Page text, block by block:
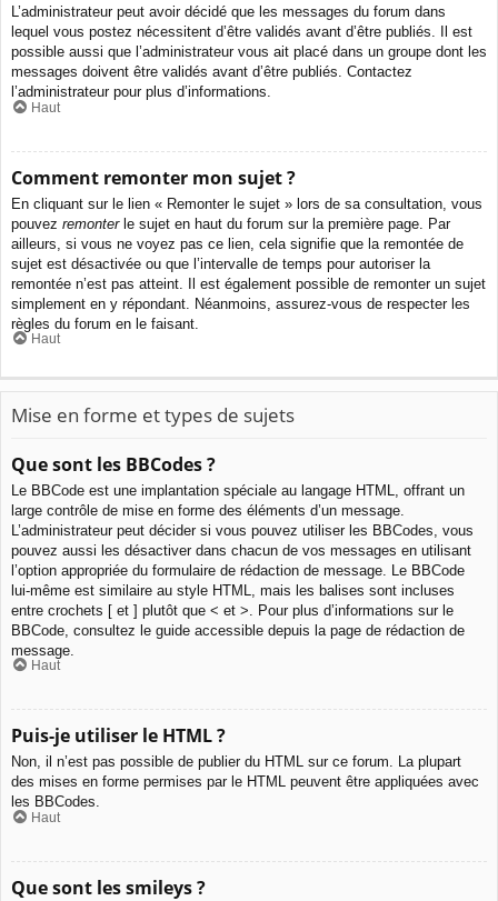
L’administrateur peut avoir décidé que les messages du forum dans
lequel vous postez nécessitent d’être validés avant d’être publiés. Il est
possible aussi que l’administrateur vous ait placé dans un groupe dont les
messages doivent être validés avant d’être publiés. Contactez
l’administrateur pour plus d’informations.
Haut
Comment remonter mon sujet ?
En cliquant sur le lien « Remonter le sujet » lors de sa consultation, vous
pouvez remonterle sujet en haut du forum sur la première page. Par
ailleurs, si vous ne voyez pas ce lien, cela signifie que la remontée de
sujet est désactivée ou que l’intervalle de temps pour autoriser la
remontée n’est pas atteint. Il est également possible de remonter un sujet
simplement en y répondant. Néanmoins, assurez-vous de respecter les
règles du forum en le faisant.
Haut
Mise en forme et types de sujets
Que sont les BBCodes ?
Le BBCode est une implantation spéciale au langage HTML, offrant un
large contrôle de mise en forme des éléments d’un message.
L’administrateur peut décider si vous pouvez utiliser les BBCodes, vous
pouvez aussi les désactiver dans chacun de vos messages en utilisant
l’option appropriée du formulaire de rédaction de message. Le BBCode
lui-même est similaire au style HTML, mais les balises sont incluses
entre crochets [ et ] plutôt que < et >. Pour plus d’informations sur le
BBCode, consultez le guide accessible depuis la page de rédaction de
message.
Haut
Puis-je utiliser le HTML ?
Non, il n’est pas possible de publier du HTML sur ce forum. La plupart
des mises en forme permises par le HTML peuvent être appliquées avec
les BBCodes.
Haut
Que sont les smileys ?